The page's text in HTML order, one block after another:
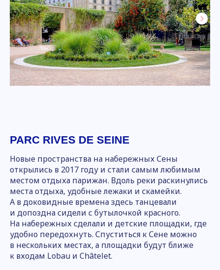
PARC RIVES DE SEINE
Новые пространства на набережных Сены
открылись в 2017 году и стали самым любимым
местом отдыха парижан. Вдоль реки раскинулись
места отдыха, удобные лежаки и скамейки.
А в доковидные времена здесь танцевали
и допоздна сидели с бутылочкой красного.
На набережных сделали и детские площадки, где
удобно передохнуть. Спуститься к Сене можно
в нескольких местах, а площадки будут ближе
к входам Lobau и Châtelet.